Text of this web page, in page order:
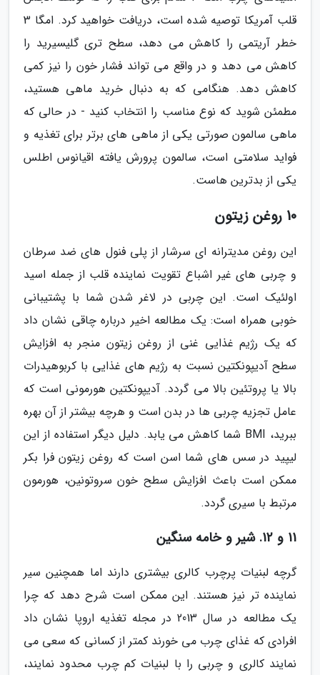
قلب آمریکا توصیه شده است، دریافت خواهید کرد. امگا 3
خطر آریتمی را کاهش می دهد، سطح تری گلیسیرید را
کاهش می دهد و در واقع می تواند فشار خون را نیز کمی
کاهش دهد. هنگامی که به دنبال خرید ماهی هستید،
مطمئن شوید که نوع مناسب را انتخاب کنید - در حالی که
ماهی سالمون صورتی یکی از ماهی های برتر برای تغذیه و
فواید سلامتی است، سالمون پرورش یافته اقیانوس اطلس
یکی از بدترین هاست.
10 روغن زیتون
این روغن مدیترانه ای سرشار از پلی فنول های ضد سرطان
و چربی های غیر اشباع تقویت نماینده قلب از جمله اسید
اولئیک است. این چربی در لاغر شدن شما با پشتیبانی
خوبی همراه است: یک مطالعه اخیر درباره چاقی نشان داد
که یک رژیم غذایی غنی از روغن زیتون منجر به افزایش
سطح آدیپونکتین نسبت به رژیم های غذایی با کربوهیدرات
بالا یا پروتئین بالا می گردد. آدیپونکتین هورمونی است که
عامل تجزیه چربی ها در بدن است و هرچه بیشتر از آن بهره
ببرید، BMI شما کاهش می یابد. دلیل دیگر استفاده از این
لیپید در سس های شما اسن است که روغن زیتون فرا بکر
ممکن است باعث افزایش سطح خون سروتونین، هورمون
مرتبط با سیری گردد.
11 و 12. شیر و خامه سنگین
گرچه لبنیات پرچرب کالری بیشتری دارند اما همچنین سیر
نماینده تر نیز هستند. این ممکن است شرح دهد که چرا
یک مطالعه در سال 2013 در مجله تغذیه اروپا نشان داد
افرادی که غذای چرب می خورند کمتر از کسانی که سعی می
نمایند کالری و چربی را با لبنیات کم چرب محدود نمایند،